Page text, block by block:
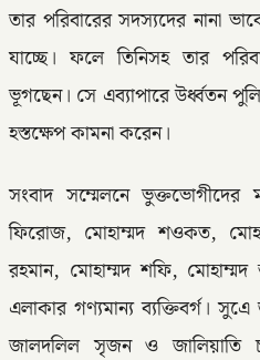
তার পরিবারের সদস্যদের নানা
যাচ্ছে। ফলে তিনিসহ তার
ভূগছেন। সে এব্যাপারে উর্ধ্বতন
হস্তক্ষেপ কামনা করেন।
সংবাদ সম্মেলনে ভুক্তভোগীদের
ফিরোজ, মোহাম্মদ শওকত,
রহমান, মোহাম্মদ শফি,
এলাকার গণ্যমান্য ব্যক্তিবর্গ।
জালদলিল সৃজন ও জালিয়াতি